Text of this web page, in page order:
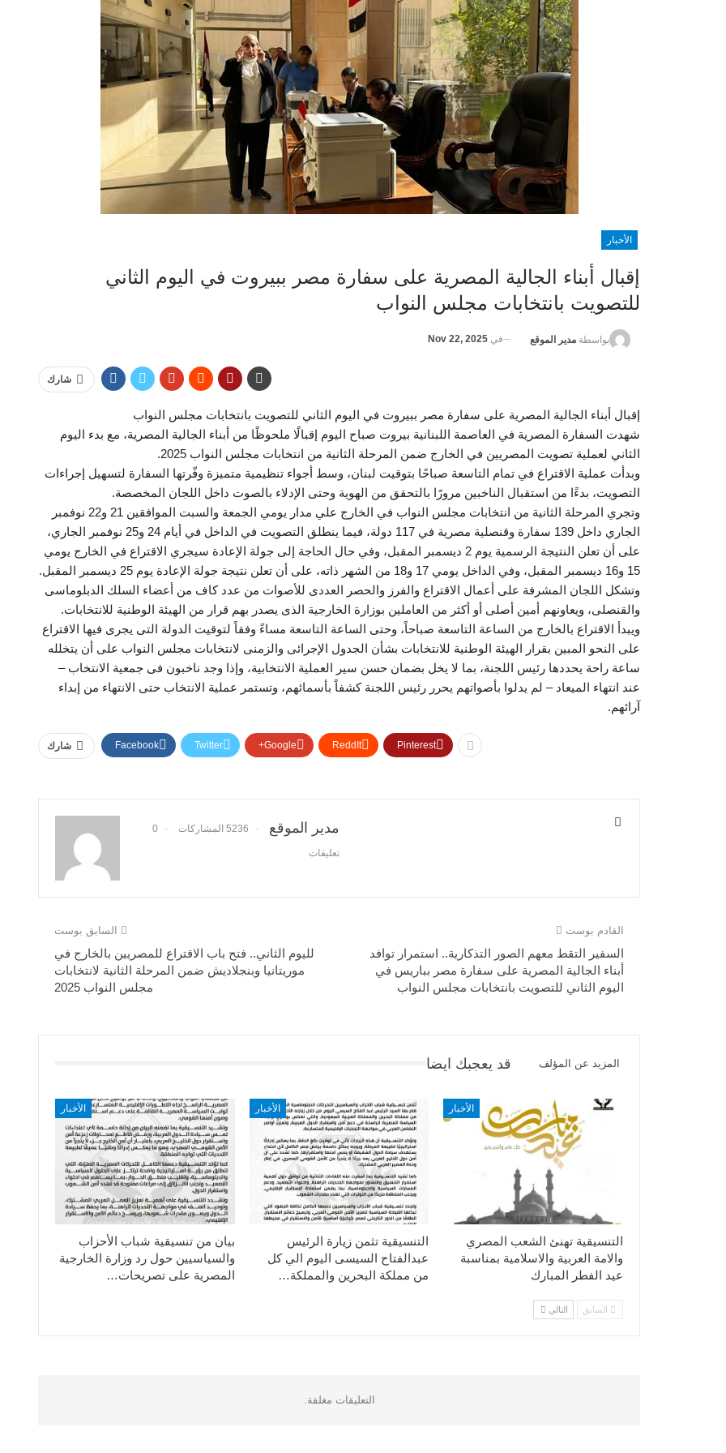
الأخبار
إقبال أبناء الجالية المصرية على سفارة مصر ببيروت في اليوم الثاني
للتصويت بانتخابات مجلس النواب
بواسطة مدير الموقع في Nov 22, 2025
شارك
إقبال أبناء الجالية المصرية على سفارة مصر ببيروت في اليوم الثاني للتصويت بانتخابات مجلس النواب
شهدت السفارة المصرية في العاصمة اللبنانية بيروت صباح اليوم إقبالًا ملحوظًا من أبناء الجالية المصرية، مع بدء اليوم
الثاني لعملية تصويت المصريين في الخارج ضمن المرحلة الثانية من انتخابات مجلس النواب 2025.
وبدأت عملية الاقتراع في تمام التاسعة صباحًا بتوقيت لبنان، وسط أجواء تنظيمية متميزة وفّرتها السفارة لتسهيل إجراءات
التصويت، بدءًا من استقبال الناخبين مرورًا بالتحقق من الهوية وحتى الإدلاء بالصوت داخل اللجان المخصصة.
وتجري المرحلة الثانية من انتخابات مجلس النواب في الخارج علي مدار يومي الجمعة والسبت الموافقين 21 و22 نوفمبر
الجاري داخل 139 سفارة وقنصلية مصرية في 117 دولة، فيما ينطلق التصويت في الداخل في أيام 24 و25 نوفمبر الجاري،
على أن تعلن النتيجة الرسمية يوم 2 ديسمبر المقبل، وفي حال الحاجة إلى جولة الإعادة سيجري الاقتراع في الخارج يومي
15 و16 ديسمبر المقبل، وفي الداخل يومي 17 و18 من الشهر ذاته، على أن تعلن نتيجة جولة الإعادة يوم 25 ديسمبر المقبل.
وتشكل اللجان المشرفة على أعمال الاقتراع والفرز والحصر العددى للأصوات من عدد كاف من أعضاء السلك الدبلوماسى
والقنصلى، ويعاونهم أمين أصلى أو أكثر من العاملين بوزارة الخارجية الذى يصدر بهم قرار من الهيئة الوطنية للانتخابات.
ويبدأ الاقتراع بالخارج من الساعة التاسعة صباحاً، وحتى الساعة التاسعة مساءً وفقاً لتوقيت الدولة التى يجرى فيها الاقتراع
على النحو المبين بقرار الهيئة الوطنية للانتخابات بشأن الجدول الإجرائى والزمنى لانتخابات مجلس النواب على أن يتخلله
ساعة راحة يحددها رئيس اللجنة، بما لا يخل بضمان حسن سير العملية الانتخابية، وإذا وجد ناخبون فى جمعية الانتخاب –
عند انتهاء الميعاد – لم يدلوا بأصواتهم يحرر رئيس اللجنة كشفاً بأسمائهم، وتستمر عملية الانتخاب حتى الانتهاء من إبداء
آرائهم.
شارك Facebook Twitter Google+ ReddIt Pinterest
مدير الموقع 5236 المشاركات 0
تعليقات
السابق بوست
لليوم الثاني.. فتح باب الاقتراع للمصريين بالخارج في
موريتانيا وبنجلاديش ضمن المرحلة الثانية لانتخابات
مجلس النواب 2025
القادم بوست
السفير التقط معهم الصور التذكارية.. استمرار توافد
أبناء الجالية المصرية على سفارة مصر بباريس في
اليوم الثاني للتصويت بانتخابات مجلس النواب
قد يعجبك ايضا المزيد عن المؤلف
الأخبار
بيان من تنسيقية شباب الأحزاب
والسياسيين حول رد وزارة الخارجية
المصرية على تصريحات…
الأخبار
التنسيقية تثمن زيارة الرئيس
عبدالفتاح السيسى اليوم الي كل
من مملكة البحرين والمملكة…
الأخبار
التنسيقية تهنئ الشعب المصري
والامة العربية والاسلامية بمناسبة
عيد الفطر المبارك
السابق التالي
التعليقات مغلقة.